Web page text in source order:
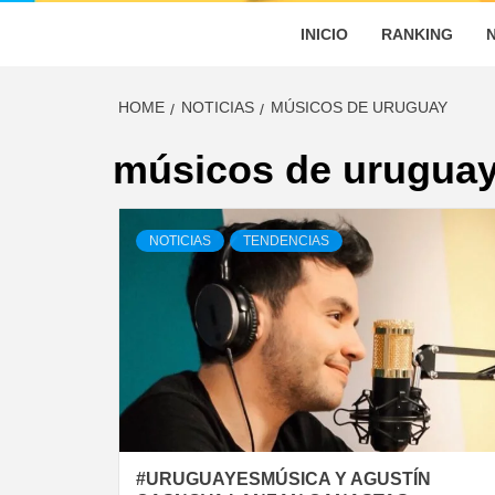
INICIO RANKING
HOME NOTICIAS MÚSICOS DE URUGUAY
músicos de
NOTICIAS TENDENCIAS
#URUGUAYESMÚSICA Y AGUSTÍN